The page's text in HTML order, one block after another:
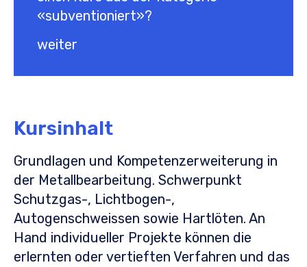
Kursinhalt
Grundlagen und Kompetenzerweiterung in
der Metallbearbeitung. Schwerpunkt
Schutzgas-, Lichtbogen-,
Autogenschweissen sowie Hartlöten. An
Hand individueller Projekte können die
erlernten oder vertieften Verfahren und das
auf uns zukommen.
info@lernwerkbern.ch
«subventioniert»?
Wenn 14 Tage vor Kursbeginn noch
entsprechende Betrag wird dir von
Bist du interessiert? Dann melde
dich für alles Weitere bei unserer
Administration.
weiter